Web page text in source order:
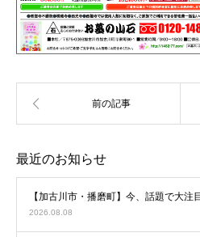
最近のお知らせ
【加古川市・播磨町】今、話題で大注
2026.08.08